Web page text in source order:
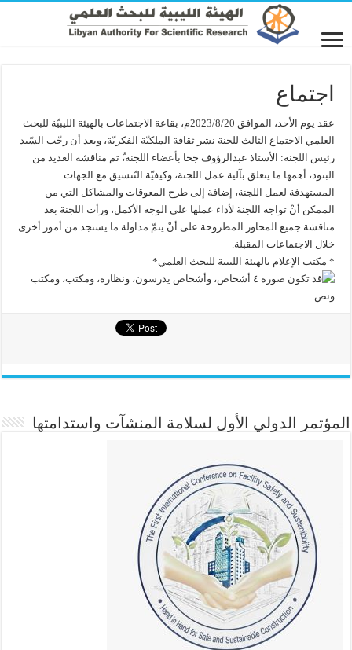
اجتماع
عقد يوم الأحد، الموافق 2023/8/20م، بقاعة الاجتماعات بالهيئة الليبيّة للبحث
العلمي الاجتماع الثالث للجنة نشر ثقافة الملكيّة الفكريّة، وبعد أن رحّب السّيد
رئيس اللجنة: الأستاذ عبدالرؤوف جحا بأعضاء اللجنة،ّ تم مناقشة العديد من
البنود، أهمها ما يتعلق بآلية عمل اللجنة، وكيفيّة التّنسيق مع الجهات
المستهدفة لعمل اللجنة، إضافة إلى طرح المعوقات والمشاكل التي من
الممكن أنْ تواجه اللجنة لأداء عملها على الوجه الأكمل، ورأت اللجنة بعد
مناقشة جميع المحاور المطروحة على أنْ يتمّ مداولة ما يستجد من أمور أخرى
خلال الاجتماعات المقبلة.
* مكتب الإعلام بالهيئة الليبية للبحث العلمي*
المؤتمر الدولي الأول لسلامة المنشآت واستدامتها